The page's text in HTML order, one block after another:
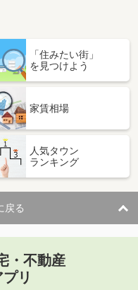
「住みたい街」
を見つけよう
家賃相場
人気タウン
ランキング
戻る
・不動産
プリ